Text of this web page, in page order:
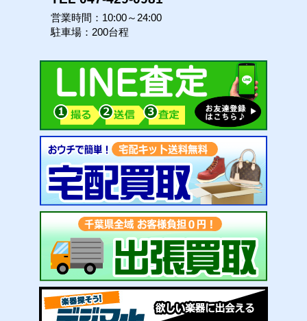
営業時間：10:00～24:00
駐車場：200台程